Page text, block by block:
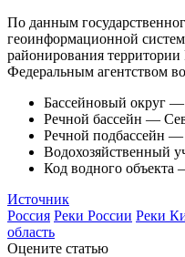
По данным
геоинформационной
районирования
Федеральным агентством
Бассейновый округ
Речной бассейн —
Речной подбассейн
Водохозяйственный
Код водного объекта
Источник
Россия Реки России Реки
область
Оцените статью